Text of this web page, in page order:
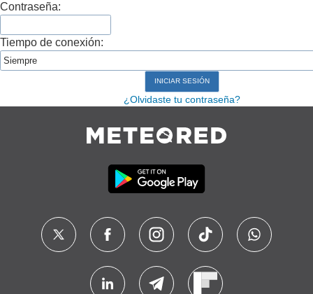
Contraseña:
Tiempo de conexión:
¿Olvidaste tu contraseña?